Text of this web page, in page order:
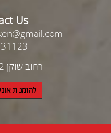
Us
רחוב שוקן 22 תל אביב
להזמנות